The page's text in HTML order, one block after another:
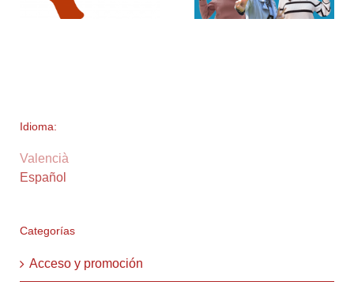
Idioma:
Valencià
Español
Categorías
Acceso y promoción